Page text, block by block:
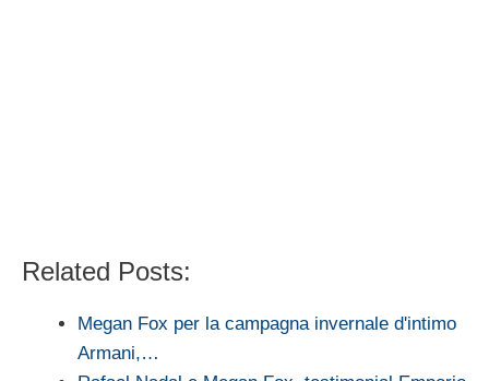
Related Posts:
Megan Fox per la campagna invernale d'intimo
Armani,…